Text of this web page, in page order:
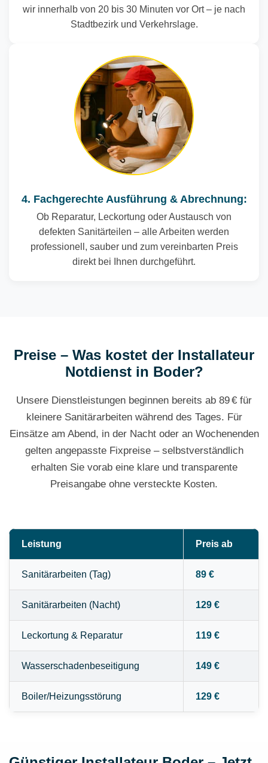
wir innerhalb von 20 bis 30 Minuten vor Ort – je nach
Stadtbezirk und Verkehrslage.
4. Fachgerechte Ausführung & Abrechnung:
Ob Reparatur, Leckortung oder Austausch von
defekten Sanitärteilen – alle Arbeiten werden
professionell, sauber und zum vereinbarten Preis
direkt bei Ihnen durchgeführt.
Preise – Was kostet der Installateur
Notdienst in Boder?
Unsere Dienstleistungen beginnen bereits ab 89 € für
kleinere Sanitärarbeiten während des Tages. Für
Einsätze am Abend, in der Nacht oder an Wochenenden
gelten angepasste Fixpreise – selbstverständlich
erhalten Sie vorab eine klare und transparente
Preisangabe ohne versteckte Kosten.
Leistung Preis ab
Sanitärarbeiten (Tag) 89 €
Sanitärarbeiten (Nacht) 129 €
Leckortung & Reparatur 119 €
Wasserschadenbeseitigung 149 €
Boiler/Heizungsstörung 129 €